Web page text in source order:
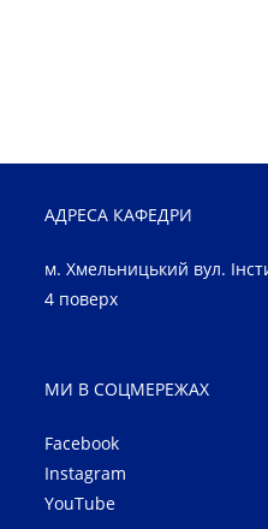
АДРЕСА КАФЕДРИ
м. Хмельницький вул.
4 поверх
МИ В СОЦМЕРЕЖАХ
Facebook
Instagram
YouTube